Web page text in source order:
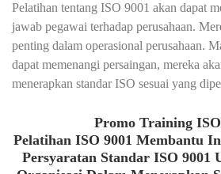
Pelatihan tentang ISO 9001 akan dapat
jawab pegawai terhadap perusahaan.
penting dalam operasional perusahaan.
dapat memenangi persaingan, mereka
menerapkan standar ISO sesuai yang
Promo Training ISO
Pelatihan ISO 9001 Membantu
Persyaratan Standar ISO 9001